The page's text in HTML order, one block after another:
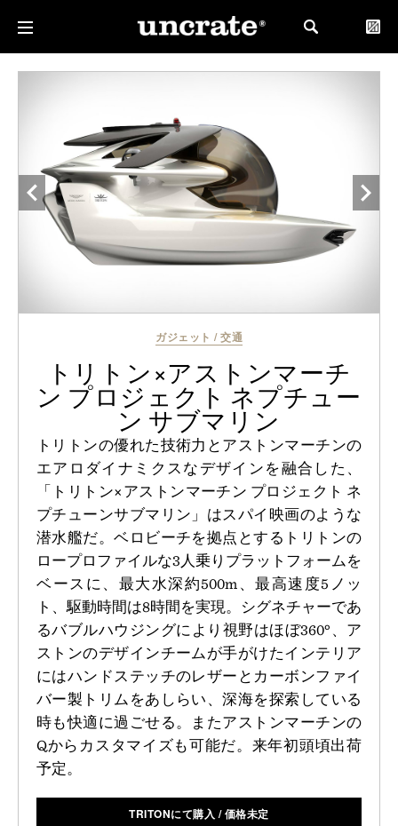
ガジェット /交通
トリトン×アストンマーチ
ン プロジェクト ネプチュー
ン サブマリン
トリトンの優れた技術力とアストンマーチンの
エアロダイナミクスなデザインを融合した、
「トリトン×アストンマーチン プロジェクト ネ
プチューンサブマリン」はスパイ映画のような
潜水艦だ。ベロビーチを拠点とするトリトンの
ロープロファイルな3人乗りプラットフォームを
ベースに、最大水深約500m、最高速度5ノッ
ト、駆動時間は8時間を実現。シグネチャーであ
るバブルハウジングにより視野はほぼ360°、ア
ストンのデザインチームが手がけたインテリア
にはハンドステッチのレザーとカーボンファイ
バー製トリムをあしらい、深海を探索している
時も快適に過ごせる。またアストンマーチンの
Qからカスタマイズも可能だ。来年初頭頃出荷
予定。
TRITONにて購入 / 価格未定